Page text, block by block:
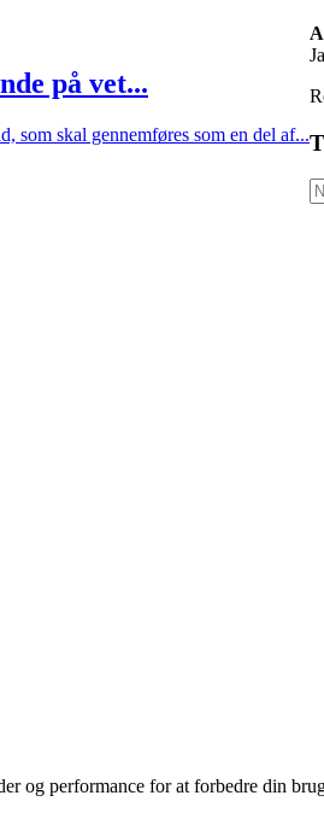
på vet...
skal gennemføres som en del af...
og performance for at forbedre din